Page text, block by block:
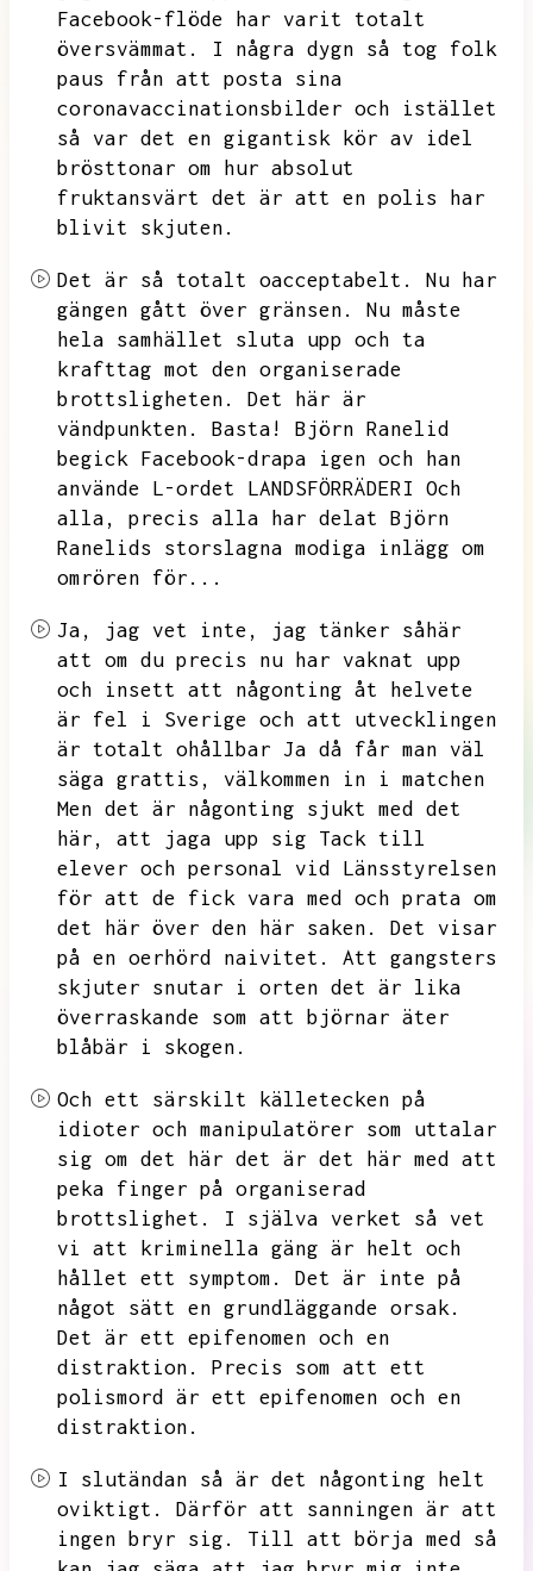
Facebook-flöde har varit totalt
översvämmat.
I några dygn så tog folk
paus från att posta sina
coronavaccinationsbilder och istället
så var det en gigantisk kör av idel
brösttonar om hur absolut
fruktansvärt det är att en polis har
blivit skjuten.
Det är så totalt oacceptabelt.
Nu har
gängen gått över gränsen.
Nu måste
hela samhället sluta upp och ta
krafttag mot den organiserade
brottsligheten.
Det här är
vändpunkten.
Basta!
Björn Ranelid
begick Facebook-drapa igen och han
använde L-ordet LANDSFÖRRÄDERI Och
alla,
precis alla har delat Björn
Ranelids storslagna modiga inlägg om
omrören för...
Ja, jag vet inte,
jag tänker såhär
att om du precis nu har vaknat upp
och insett att någonting åt helvete
är fel i Sverige och att utvecklingen
är totalt ohållbar Ja då får man väl
säga grattis,
välkommen in i matchen
Men det är någonting sjukt med det
här,
att jaga upp sig Tack till
elever och personal vid Länsstyrelsen
för att de fick vara med och prata om
det här över den här saken.
Det visar
på en oerhörd naivitet.
Att gangsters
skjuter snutar i orten det är lika
överraskande som att björnar äter
blåbär i skogen.
Och ett särskilt källetecken på
idioter och manipulatörer som uttalar
sig om det här det är det här med att
peka finger på organiserad
brottslighet.
I själva verket så vet
vi att kriminella gäng är helt och
hållet ett symptom.
Det är inte på
något sätt en grundläggande orsak.
Det är ett epifenomen och en
distraktion.
Precis som att ett
polismord är ett epifenomen och en
distraktion.
I slutändan så är det någonting helt
oviktigt.
Därför att sanningen är att
ingen bryr sig.
Till att börja med så